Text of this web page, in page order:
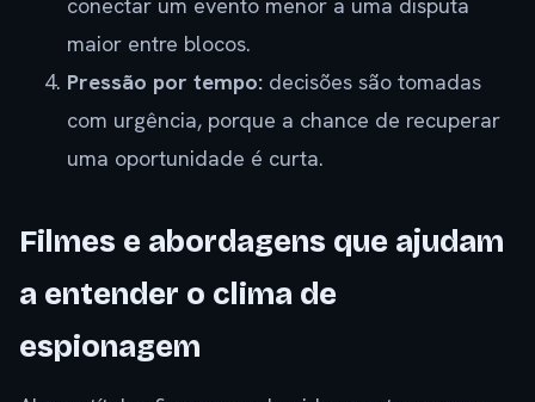
maior entre blocos.
Pressão por tempo: decisões são tomadas
com urgência, porque a chance de recuperar
uma oportunidade é curta.
Filmes e abordagens que ajudam
a entender o clima de
espionagem